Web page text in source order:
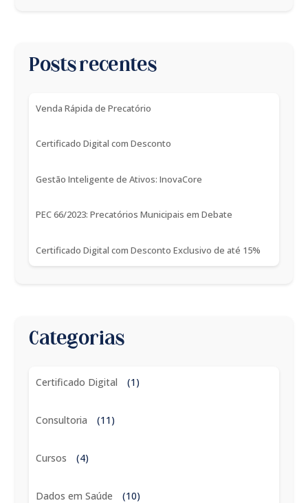
Posts recentes
Venda Rápida de Precatório
Certificado Digital com Desconto
Gestão Inteligente de Ativos: InovaCore
PEC 66/2023: Precatórios Municipais em Debate
Certificado Digital com Desconto Exclusivo de até 15%
Categorias
Certificado Digital (1)
Consultoria (11)
Cursos (4)
Dados em Saúde (10)